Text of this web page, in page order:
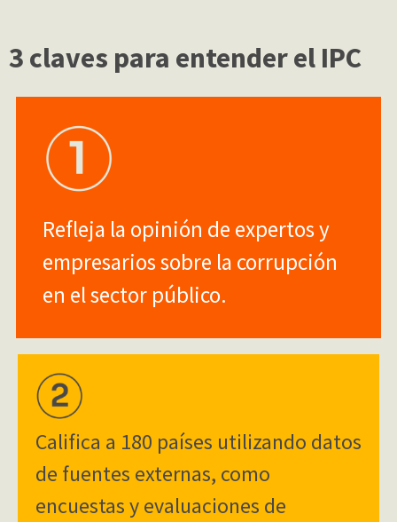
3 claves para entender el IPC
Refleja la opinión de expertos y
empresarios sobre la corrupción
en el sector público.
Califica a 180 países utilizando datos
de fuentes externas, como
encuestas y evaluaciones de